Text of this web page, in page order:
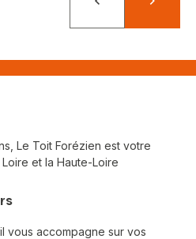
PrécédentSuivant
Le Toit Forézien est votre
et la Haute-Loire
vous accompagne sur vos